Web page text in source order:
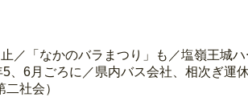
「なかのバラまつり」も／塩嶺王城ハ
6月ごろに／県内バス会社、相次ぎ運
社会）